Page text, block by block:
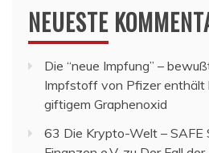
NEUESTE
Die “neue Impfung” –
Impfstoff von Pfizer enthält
giftigem Graphenoxid
63 Die Krypto-Welt – SAFE